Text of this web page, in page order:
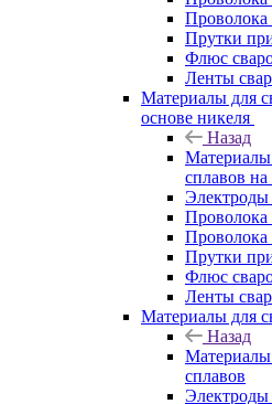
Проволока
Прутки
Флюс
Ленты
Материалы для
основе никеля
Назад
Материалы
сплавов
Электроды
Проволока
Прутки
Флюс
Ленты
Материалы для
Назад
Материалы
сплавов
Электроды